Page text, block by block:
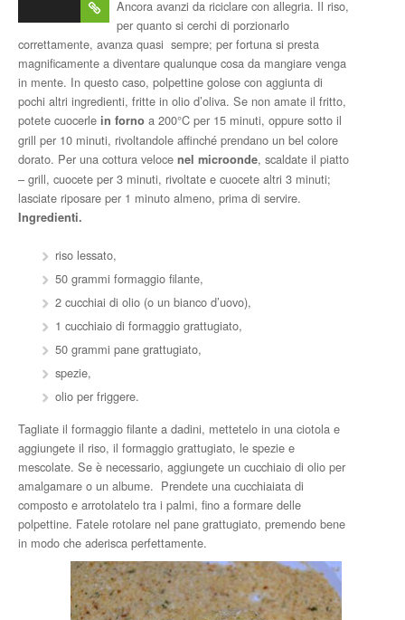
Ancora avanzi da riciclare con allegria. Il riso,
per quanto si cerchi di porzionarlo
correttamente, avanza quasi sempre; per fortuna si presta
magnificamente a diventare qualunque cosa da mangiare venga
in mente. In questo caso, polpettine golose con aggiunta di
pochi altri ingredienti, fritte in olio d’oliva. Se non amate il fritto,
potete cuocerle in forno a 200°C per 15 minuti, oppure sotto il
grill per 10 minuti, rivoltandole affinché prendano un bel colore
dorato. Per una cottura veloce nel microonde, scaldate il piatto
– grill, cuocete per 3 minuti, rivoltate e cuocete altri 3 minuti;
lasciate riposare per 1 minuto almeno, prima di servire.
Ingredienti.
riso lessato,
50 grammi formaggio filante,
2 cucchiai di olio (o un bianco d’uovo),
1 cucchiaio di formaggio grattugiato,
50 grammi pane grattugiato,
spezie,
olio per friggere.
Tagliate il formaggio filante a dadini, mettetelo in una ciotola e
aggiungete il riso, il formaggio grattugiato, le spezie e
mescolate. Se è necessario, aggiungete un cucchiaio di olio per
amalgamare o un albume. Prendete una cucchiaiata di
composto e arrotolatelo tra i palmi, fino a formare delle
polpettine. Fatele rotolare nel pane grattugiato, premendo bene
in modo che aderisca perfettamente.